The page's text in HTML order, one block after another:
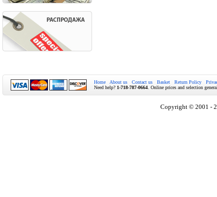
Home About us Contact us Basket Return Policy
Need help? 1-718-787-0664 . Online prices and selection
Copyright © 2001 -